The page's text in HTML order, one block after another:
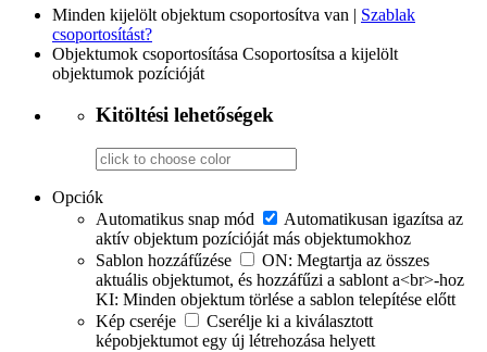
Minden kijelölt objektum csoportosítva van | Szablak
csoportosítást?
Objektumok csoportosítása Csoportosítsa a kijelölt
objektumok pozícióját
Kitöltési lehetőségek
Opciók
Automatikus snap mód
Automatikusan igazítsa az
aktív objektum pozícióját más objektumokhoz
Sablon hozzáfűzése
ON: Megtartja az összes
aktuális objektumot, és hozzáfűzi a sablont a<br>-hoz
KI: Minden objektum törlése a sablon telepítése előtt
Kép cseréje
Cserélje ki a kiválasztott
képobjektumot egy új létrehozása helyett